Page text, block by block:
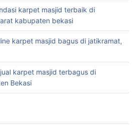
karpet masjid terbaik di
kabupaten bekasi
karpet masjid bagus di jatikramat,
karpet masjid terbagus di
Bekasi